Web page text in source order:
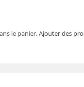
le panier.Ajouter des